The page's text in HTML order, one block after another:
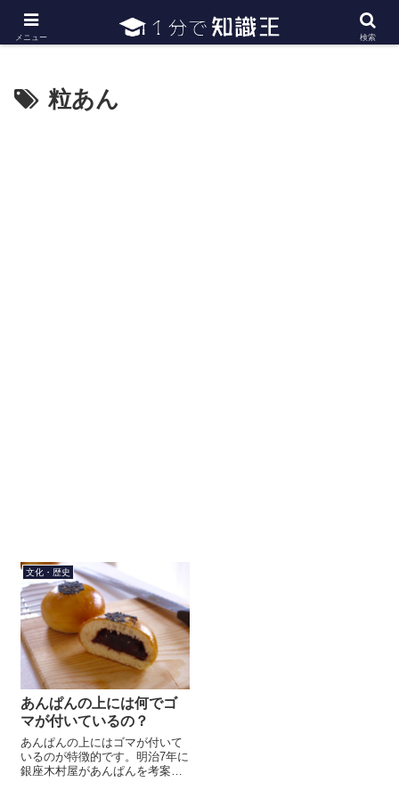
日常で必要な常識・知識や雑学・豆知識を幅広く紹介
粒あん
文化・歴史
あんぱんの上には何でゴ
マが付いているの？
あんぱんの上にはゴマが付いて
いるのが特徴的です。明治7年に
銀座木村屋があんぱんを考案し
メニュー 検索